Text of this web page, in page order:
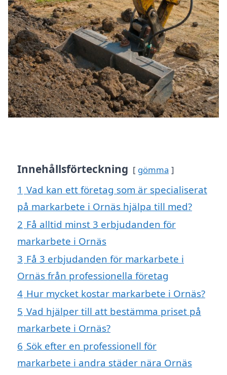
Innehållsförteckning gömma
1 Vad kan ett företag som är specialiserat
på markarbete i Ornäs hjälpa till med?
2 Få alltid minst 3 erbjudanden för
markarbete i Ornäs
3 Få 3 erbjudanden för markarbete i
Ornäs från professionella företag
4 Hur mycket kostar markarbete i Ornäs?
5 Vad hjälper till att bestämma priset på
markarbete i Ornäs?
6 Sök efter en professionell för
markarbete i andra städer nära Ornäs